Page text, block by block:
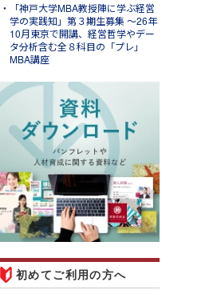
「神戸大学MBA教授陣に学ぶ経営
学の実践知」第３期生募集 ～26年
10月東京で開講、経営哲学やデー
タ分析含む全８科目の「プレ」
MBA講座
初めてご利用の方へ